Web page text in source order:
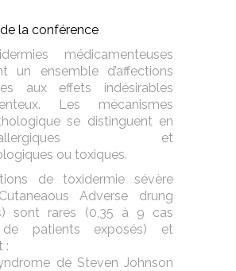
de la conférence
médicamenteuses
un ensemble d’affections
aux effets indésirables
Les mécanismes
se distinguent en
allergiques et
ou toxiques.
de toxidermie sévère
Adverse drung
sont rares (0,35 à 9 cas
patients exposés) et
:
de Steven Johnson